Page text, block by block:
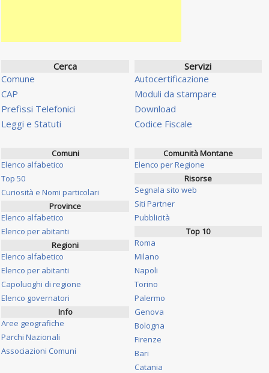
Cerca
Comune
CAP
Prefissi Telefonici
Leggi e Statuti
Servizi
Autocertificazione
Moduli da stampare
Download
Codice Fiscale
Comuni
Elenco alfabetico
Top 50
Curiosità e Nomi particolari
Province
Elenco alfabetico
Elenco per abitanti
Regioni
Elenco alfabetico
Elenco per abitanti
Capoluoghi di regione
Elenco governatori
Info
Aree geografiche
Parchi Nazionali
Associazioni Comuni
Comunità Montane
Elenco per Regione
Risorse
Segnala sito web
Siti Partner
Pubblicità
Top 10
Roma
Milano
Napoli
Torino
Palermo
Genova
Bologna
Firenze
Bari
Catania